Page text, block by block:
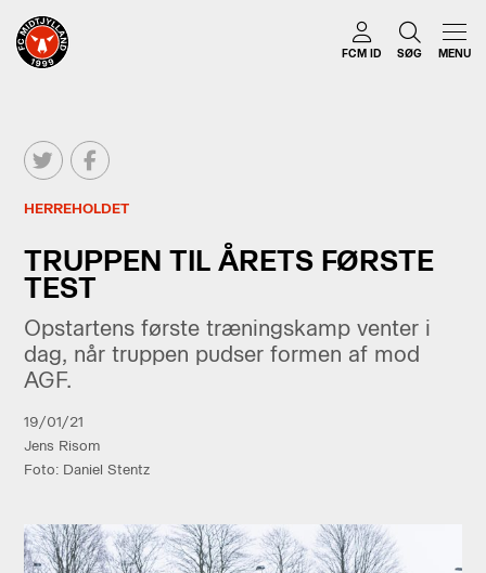
FCM ID SØG MENU
HERREHOLDET
TRUPPEN TIL ÅRETS FØRSTE
TEST
Opstartens første træningskamp venter i
dag, når truppen pudser formen af mod
AGF.
19/01/21
Jens Risom
Foto: Daniel Stentz